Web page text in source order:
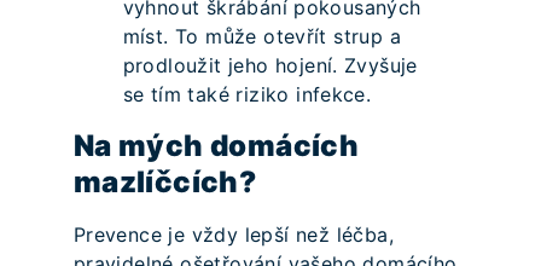
vyhnout škrábání pokousaných
míst. To může otevřít strup a
prodloužit jeho hojení. Zvyšuje
se tím také riziko infekce.
Na mých domácích
mazlíčcích?
Prevence je vždy lepší než léčba,